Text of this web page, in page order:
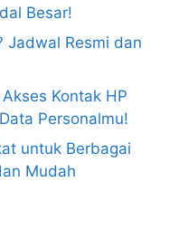
Besar!
Jadwal Resmi dan
Kontak HP
Personalmu!
untuk Berbagai
Mudah